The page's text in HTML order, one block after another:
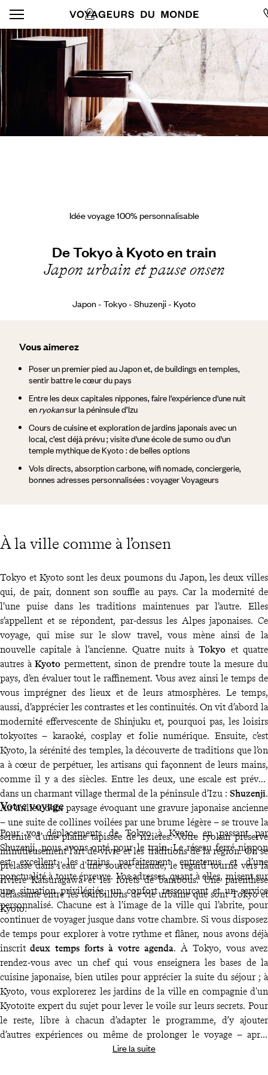
Idée voyage 100% personnalisable
De Tokyo à Kyoto en train
Japon urbain et pause onsen
Japon - Tokyo - Shuzenji - Kyoto
À la ville comme à l’onsen
Vous aimerez
Poser un premier pied au Japon et, de buildings en temples,
sentir battre le cœur du pays
Entre les deux capitales nippones, faire l'expérience d'une nuit
en ryokansur la péninsule d’Izu
Cours de cuisine et exploration de jardins japonais avec un
local, c’est déjà prévu ; visite d'une école de sumo ou d'un
temple mythique de Kyoto : de belles options
Vols directs, absorption carbone, wifi nomade, conciergerie,
bonnes adresses personnalisées : voyager Voyageurs
Tokyo et Kyoto sont les deux poumons du Japon, les deux villes
qui, de pair, donnent son souffle au pays. Car la modernité de
l’une puise dans les traditions maintenues par l’autre. Elles
s’appellent et se répondent, par-dessus les Alpes japonaises. Ce
voyage, qui mise sur le slow travel, vous mène ainsi de la
nouvelle capitale à l’ancienne. Quatre nuits à Tokyo et quatre
autres à Kyoto permettent, sinon de prendre toute la mesure du
pays, d’en évaluer tout le raffinement. Vous avez ainsi le temps de
vous imprégner des lieux et de leurs atmosphères. Le temps,
aussi, d’apprécier les contrastes et les continuités. On vit d’abord la
modernité effervescente de Shinjuku et, pourquoi pas, les loisirs
tokyoïtes – karaoké, cosplay et folie numérique. Ensuite, c’est
Kyoto, la sérénité des temples, la découverte de traditions que l’on
a à cœur de perpétuer, les artisans qui façonnent de leurs mains,
comme il y a des siècles. Entre les deux, une escale est prévue
dans un charmant village thermal de la péninsule d’Izu : Shuzenji.
Au milieu d’un paysage évoquant une gravure japonaise ancienne
– une suite de collines voilées par une brume légère – se trouve la
sérénité d’une plaine tapissée de rizières. Votre ryokan préserve
minutieusement l’art de vivre et les traditions de la région. On se
prélasse dans l'eau d'une source chaude, le regard tourné vers la
rivière Katsuragawa et les forêts de bambous. Une parenthèse
délassante entre les tourbillons de vie urbaine que sont Tokyo et
Kyoto.
Votre voyage
Pour vos déplacements de Tokyo à Kyoto, en passant par
Shuzenji, nous avons opté pour le train. Le réseau ferré nippon
est excellent, les trains parfaitement entretenus et d’une
ponctualité à toute épreuve. Vos adresses, quant à elles, misent sur
une situation privilégiée, un confort ressourçant et un service
personnalisé. Chacune est à l’image de la ville qui l’abrite, pour
continuer de voyager jusque dans votre chambre. Si vous disposez
de temps pour explorer à votre rythme et flâner, nous avons déjà
inscrit deux temps forts à votre agenda. À Tokyo, vous avez
rendez-vous avec un chef qui vous enseignera les bases de la
cuisine japonaise, bien utiles pour apprécier la suite du séjour ; à
Kyoto, vous explorerez les jardins de la ville en compagnie d'un
Kyotoïte expert du sujet pour lever le voile sur leurs secrets. Pour
le reste, libre à chacun d’adapter le programme, d’y ajouter
d’autres expériences ou même de prolonger le voyage – après
tout, l’avion repart d’Osaka. Pour cela et pour tout autre besoin ou
Lire la suite